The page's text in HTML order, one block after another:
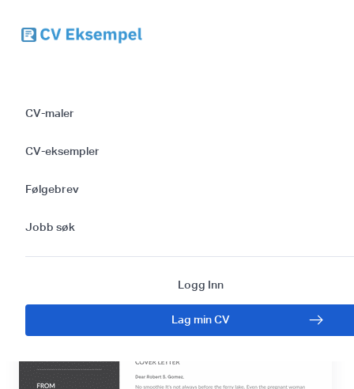
CV-maler
CV-eksempler
Følgebrev
Jobb søk
Logg Inn
Lag min CV
Skriv det Perfekte
Følgebrevet for
Maler og Tips